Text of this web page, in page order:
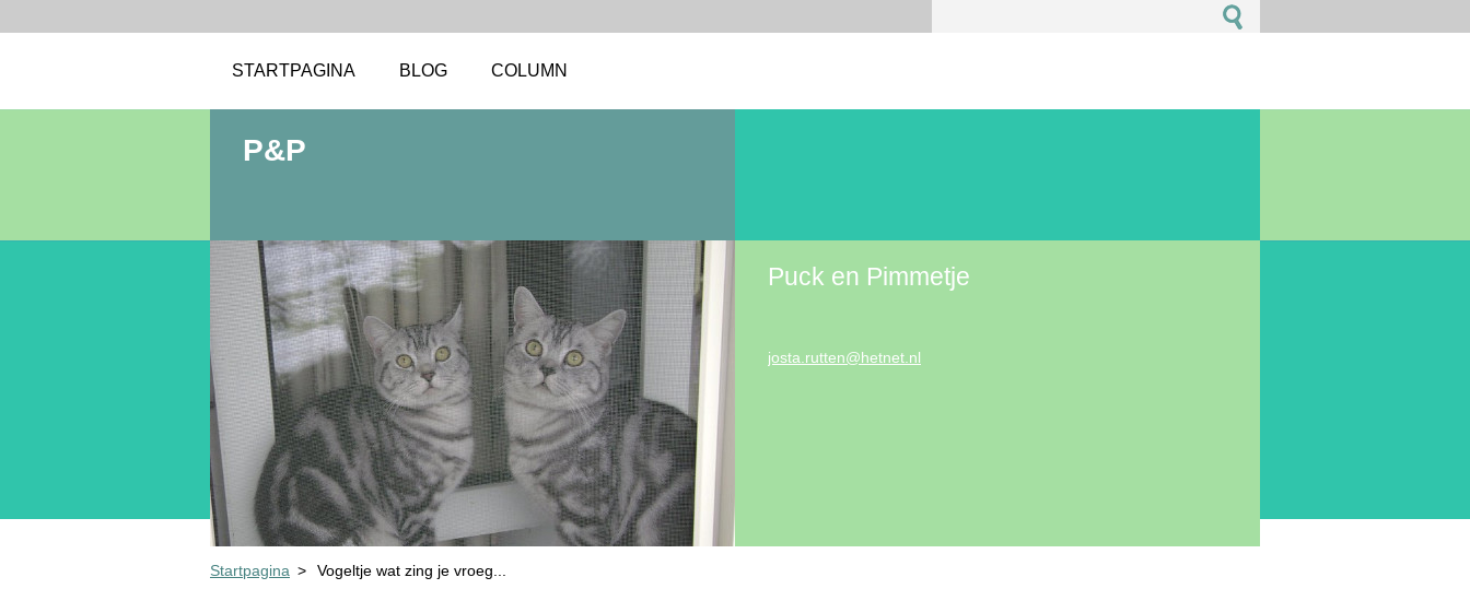
STARTPAGINA BLOG COLUMN
P&P
Puck en Pimmetje
josta.rutten@hetnet.nl
Startpagina > Vogeltje wat zing je vroeg...